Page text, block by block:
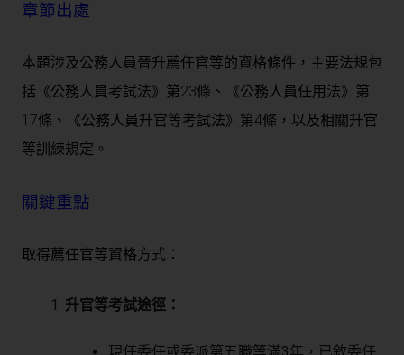
章節出處
本題涉及公務人員晉升薦任官等的資格條件，主要法規包
括《公務人員考試法》第23條、《公務人員任用法》第
17條、《公務人員升官等考試法》第4條，以及相關升官
等訓練規定。
關鍵重點
取得薦任官等資格方式：
升官等考試途徑：